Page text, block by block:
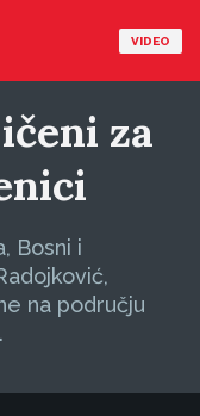
VIDEO
za
Bosni i
na području